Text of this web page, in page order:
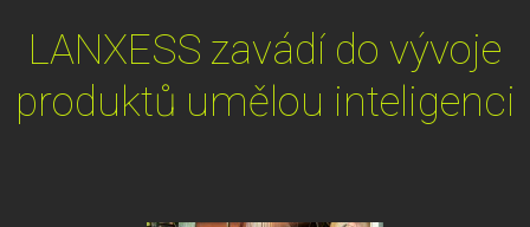
LANXESS zavádí do vývoje
produktů umělou inteligenci